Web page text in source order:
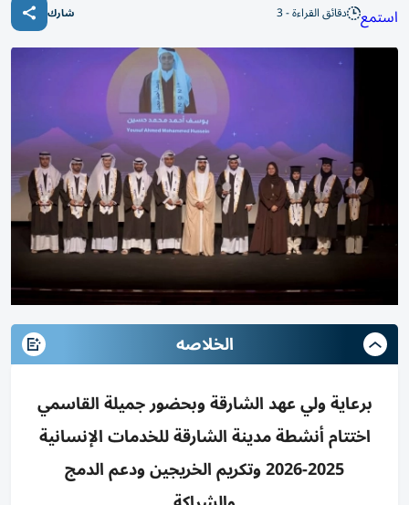
استمع دقائق القراءة - 3 شارك
الخلاصه
برعاية ولي عهد الشارقة وبحضور جميلة القاسمي
اختتام أنشطة مدينة الشارقة للخدمات الإنسانية
2025-2026 وتكريم الخريجين ودعم الدمج